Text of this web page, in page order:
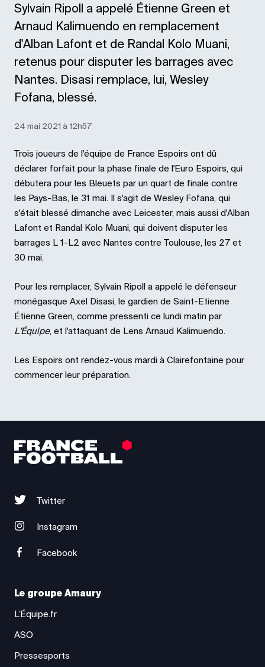
Sylvain Ripoll a appelé Étienne Green et
Arnaud Kalimuendo en remplacement
d'Alban Lafont et de Randal Kolo Muani,
retenus pour disputer les barrages avec
Nantes. Disasi remplace, lui, Wesley
Fofana, blessé.
24 mai 2021 à 12h57
Trois joueurs de l'équipe de France Espoirs ont dû
déclarer forfait pour la phase finale de l'Euro Espoirs, qui
débutera pour les Bleuets par un quart de finale contre
les Pays-Bas, le 31 mai. Il s'agit de Wesley Fofana, qui
s'était blessé dimanche avec Leicester, mais aussi d'Alban
Lafont et Randal Kolo Muani, qui doivent disputer les
barrages L 1-L2 avec Nantes contre Toulouse, les 27 et
30 mai.
Pour les remplacer, Sylvain Ripoll a appelé le défenseur
monégasque Axel Disasi, le gardien de Saint-Etienne
Étienne Green, comme pressenti ce lundi matin par
L'Équipe, et l'attaquant de Lens Arnaud Kalimuendo.
Les Espoirs ont rendez-vous mardi à Clairefontaine pour
commencer leur préparation.
Twitter
Instagram
Facebook
Le groupe Amaury
L’Équipe.fr
ASO
Pressesports